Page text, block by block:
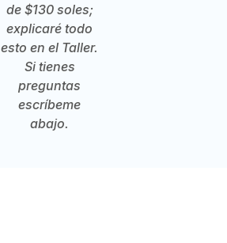
de $130 soles;
explicaré todo
esto en el Taller.
Si tienes
preguntas
escríbeme
abajo.